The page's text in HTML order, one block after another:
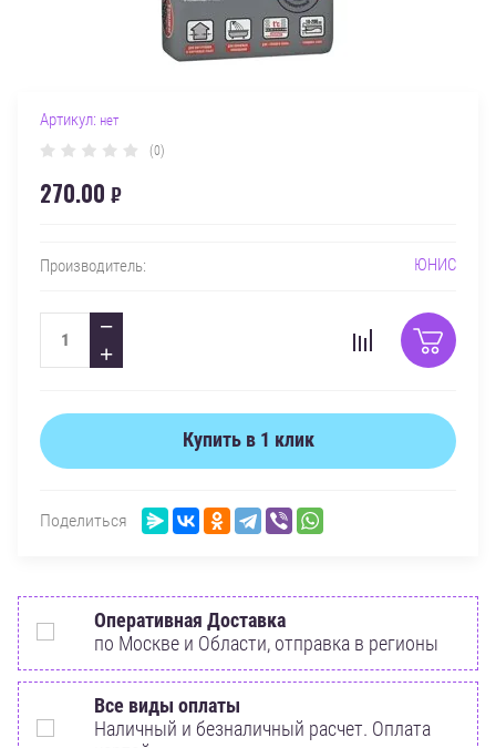
Артикул: нет
(0)
270.00 ₽
Производитель: ЮНИС
−
+
Купить в 1 клик
Поделиться
Оперативная Доставка
по Москве и Области, отправка в регионы
Все виды оплаты
Наличный и безналичный расчет. Оплата